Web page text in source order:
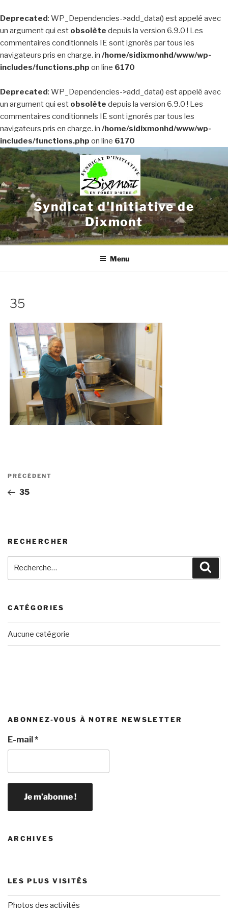
Deprecated: WP_Dependencies->add_data() est appelé avec
un argument qui est obsolète depuis la version 6.9.0 ! Les
commentaires conditionnels IE sont ignorés par tous les
navigateurs pris en charge. in /home/sidixmonhd/www/wp-
includes/functions.php on line 6170
Deprecated: WP_Dependencies->add_data() est appelé avec
un argument qui est obsolète depuis la version 6.9.0 ! Les
commentaires conditionnels IE sont ignorés par tous les
navigateurs pris en charge. in /home/sidixmonhd/www/wp-
includes/functions.php on line 6170
Aller
au
contenu
principal
Syndicat d'Initiative de
Dixmont
Menu
35
Navigation
l’article
Article
précédent
PRÉCÉDENT
35
RECHERCHER
CATÉGORIES
Aucune catégorie
ABONNEZ-VOUS À NOTRE NEWSLETTER
E-mail*
ARCHIVES
LES PLUS VISITÉS
Photos des activités